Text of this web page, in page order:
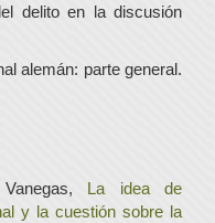
delito en la discusión
alemán: parte general.
La idea de
y la cuestión sobre la